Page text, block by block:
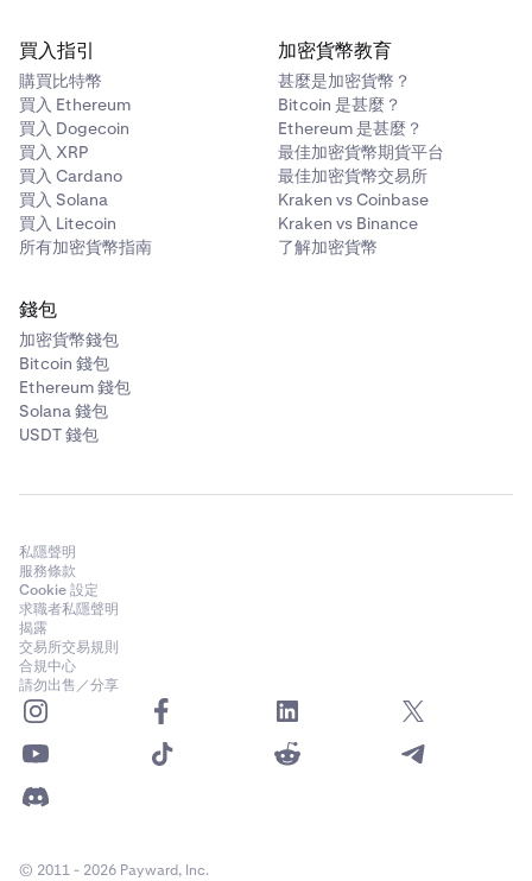
買入指引
購買比特幣
買入 Ethereum
買入 Dogecoin
買入 XRP
買入 Cardano
買入 Solana
買入 Litecoin
所有加密貨幣指南
加密貨幣教育
甚麼是加密貨幣？
Bitcoin 是甚麼？
Ethereum 是甚麼？
最佳加密貨幣期貨平台
最佳加密貨幣交易所
Kraken vs Coinbase
Kraken vs Binance
了解加密貨幣
錢包
加密貨幣錢包
Bitcoin 錢包
Ethereum 錢包
Solana 錢包
USDT 錢包
私隱聲明
服務條款
Cookie 設定
求職者私隱聲明
揭露
交易所交易規則
合規中心
請勿出售／分享
© 2011 - 2026 Payward, Inc.